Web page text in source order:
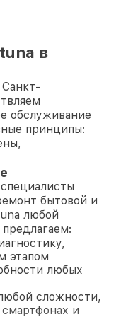
в
обслуживание
принципы:
бытовой и
любой
этапом
любых
сложности,
и